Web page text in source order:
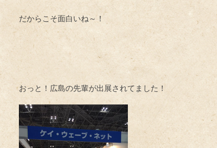
だからこそ面白いね～！
おっと！広島の先輩が出展されてました！